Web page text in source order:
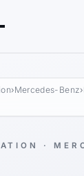
›Mercedes-Benz›
·